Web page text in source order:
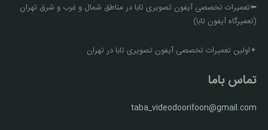
⬅️تعمیرات تخصصی آیفون تصویری تابا در مناطق شمال و غرب و شرق تهران
(تعمیرگاه آیفون تابا)
✴اولین تعمیرات تخصصی آیفون تصویری تابا در تهران
تماس باما
taba_videodoorifoon@gmail.com